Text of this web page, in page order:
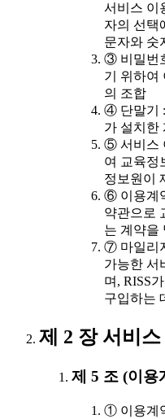
서비스 이
자의 선택
문자와 숫
③ 비밀번
기 위하여
의 조합
④ 단말기
가 설치한
⑤ 서비스
여 교육정
정보원이
⑥ 이용계
약관으로
는 계약을
⑦ 마일리
가능한 서
며, RISS
구입하는
제 2 장 서비
제 5 조 (이용
① 이용계